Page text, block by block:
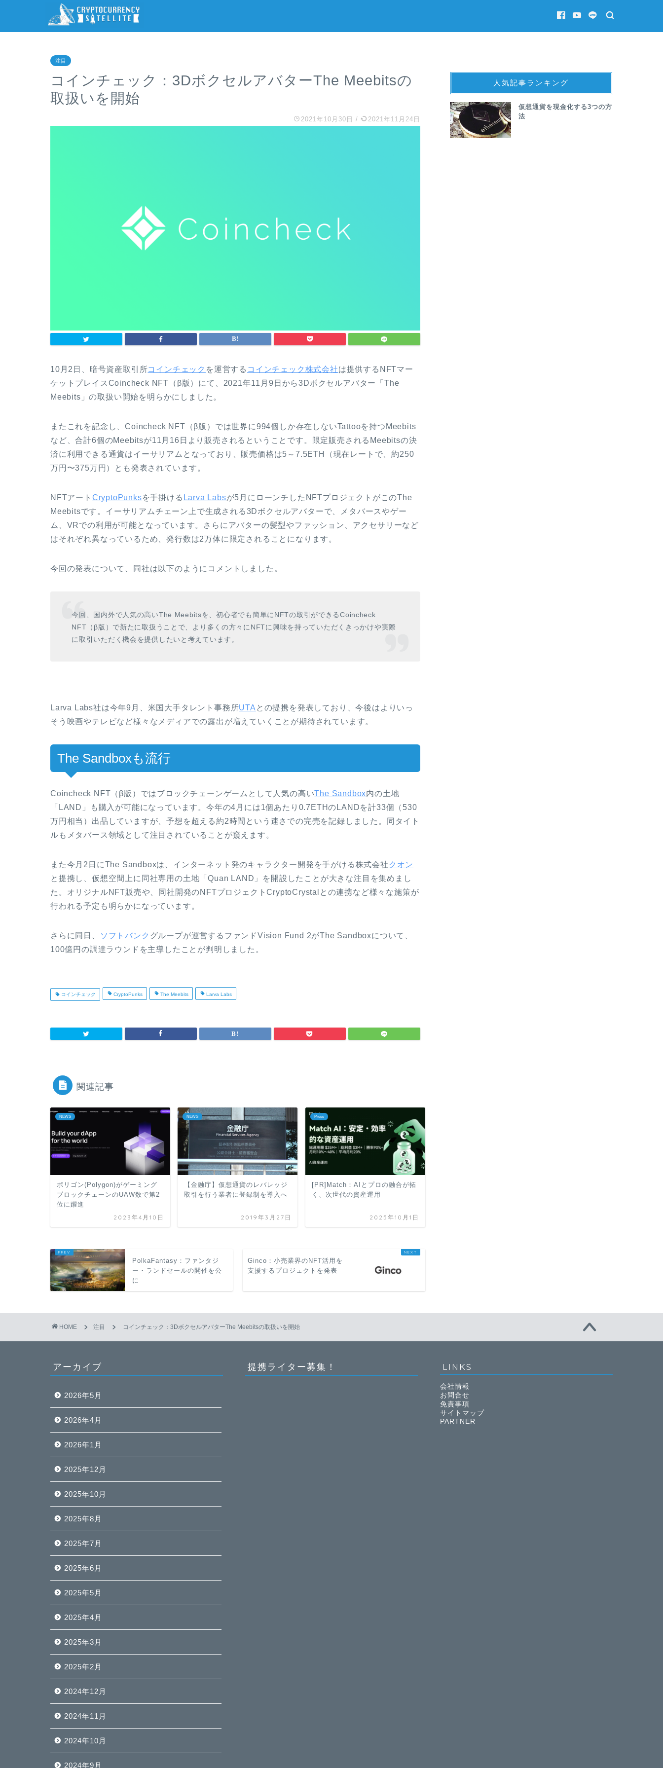
注目
コインチェック：3DボクセルアバターThe Meebitsの
取扱いを開始
2021年10月30日 / 2021年11月24日
10月2日、暗号資産取引所コインチェック を運営する コインチェック株式会社は提供するNFTマー
ケットプレイスCoincheck NFT（β版）にて、2021年11月9日から3Dボクセルアバター「The
Meebits」の取扱い開始を明らかにしました。
またこれを記念し、Coincheck NFT（β版）では世界に994個しか存在しないTattooを持つMeebits
など、合計6個のMeebitsが11月16日より販売されるということです。限定販売されるMeebitsの決
済に利用できる通貨はイーサリアムとなっており、販売価格は5～7.5ETH（現在レートで、約250
万円〜375万円）とも発表されています。
NFTアート CryptoPunksを手掛ける Larva Labsが5月にローンチしたNFTプロジェクトがこのThe
Meebitsです。イーサリアムチェーン上で生成される3Dボクセルアバターで、メタバースやゲー
ム、VRでの利用が可能となっています。さらにアバターの髪型やファッション、アクセサリーなど
はそれぞれ異なっているため、発行数は2万体に限定されることになります。
今回の発表について、同社は以下のようにコメントしました。
今回、国内外で人気の高いThe Meebitsを、初心者でも簡単にNFTの取引ができるCoincheck
NFT（β版）で新たに取扱うことで、より多くの方々にNFTに興味を持っていただくきっかけや実際
に取引いただく機会を提供したいと考えています。
Larva Labs社は今年9月、米国大手タレント事務所UTA との提携を発表しており、今後はよりいっ
そう映画やテレビなど様々なメディアでの露出が増えていくことが期待されています。
The Sandboxも流行
Coincheck NFT（β版）ではブロックチェーンゲームとして人気の高いThe Sandbox内の土地
「LAND」も購入が可能になっています。今年の4月には1個あたり0.7ETHのLANDを計33個（530
万円相当）出品していますが、予想を超える約2時間という速さでの完売を記録しました。同タイト
ルもメタバース領域として注目されていることが窺えます。
また今月2日にThe Sandboxは、インターネット発のキャラクター開発を手がける株式会社 クオン
と提携し、仮想空間上に同社専用の土地「Quan LAND」を開設したことが大きな注目を集めまし
た。オリジナルNFT販売や、同社開発のNFTプロジェクトCryptoCrystalとの連携など様々な施策が
行われる予定も明らかになっています。
さらに同日、 ソフトバンク グループが運営するファンドVision Fund 2がThe Sandboxについて、
100億円の調達ラウンドを主導したことが判明しました。
コインチェック CryptoPunks The Meebits Larva Labs
関連記事
NEWS
ポリゴン(Polygon)がゲーミング
ブロックチェーンのUAW数で第2
位に躍進
2023年4月10日
NEWS
【金融庁】仮想通貨のレバレッジ
取引を行う業者に登録制を導入へ
2019年3月27日
Press
[PR]Match：AIとプロの融合が拓
く、次世代の資産運用
2025年10月1日
PolkaFantasy：ファンタジ
ー・ランドセールの開催を公
に
Ginco：小売業界のNFT活用を
支援するプロジェクトを発表
人気記事ランキング
仮想通貨を現金化する3つの方
法
HOME 注目 コインチェック：3DボクセルアバターThe Meebitsの取扱いを開始
アーカイブ
2026年5月
2026年4月
2026年1月
2025年12月
2025年10月
2025年8月
2025年7月
2025年6月
2025年5月
2025年4月
2025年3月
2025年2月
2024年12月
2024年11月
2024年10月
2024年9月
提携ライター募集！ LINKS
会社情報
お問合せ
免責事項
サイトマップ
PARTNER